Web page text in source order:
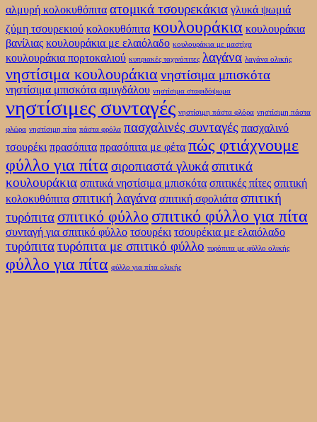
αλμυρή κολοκυθόπιτα ατομικά τσουρεκάκια γλυκά ψωμιά
ζύμη τσουρεκιού κολοκυθόπιτα κουλουράκια κουλουράκια
βανίλιας κουλουράκια με ελαιόλαδο κουλουράκια με μαστίχα
κουλουράκια πορτοκαλιού κυπριακές ταχινόπιτες λαγάνα λαγάνα ολικής
νηστίσιμα κουλουράκια νηστίσιμα μπισκότα
νηστίσιμα μπισκότα αμυγδάλου νηστίσιμα σταφιδόψωμα
νηστίσιμες συνταγές νηστίσιμη πάστα φλόρα νηστίσιμη πάστα
φλώρα νηστίσιμη πίτα πάστα φρόλα πασχαλινές συνταγές πασχαλινό
τσουρέκι πρασόπιτα πρασόπιτα με φέτα πώς φτιάχνουμε
φύλλο για πίτα σιροπιαστά γλυκάσπιτικά
κουλουράκια σπιτικά νηστίσιμα μπισκότα σπιτικές πίτες σπιτική
κολοκυθόπιτα σπιτική λαγάνα σπιτική σφολιάτα σπιτική
τυρόπιτασπιτικό φύλλο σπιτικό φύλλο για πίτα
συνταγή για σπιτικό φύλλο τσουρέκι τσουρέκια με ελαιόλαδο
τυρόπιτατυρόπιτα με σπιτικό φύλλο τυρόπιτα με φύλλο ολικής
φύλλο για πίτα φύλλο για πίτα ολικής